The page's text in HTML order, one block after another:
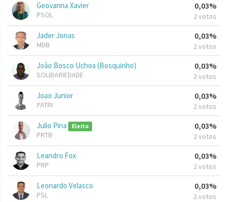
Geovanna Xavier
PSOL
0,03%
2 votos
Jader Jonas
MDB
0,03%
2 votos
João Bosco Uchoa (Bosquinho)
SOLIDARIEDADE
0,03%
2 votos
Joao Junior
PATRI
0,03%
2 votos
Julio Pina Eleito
PRTB
0,03%
2 votos
Leandro Fox
PRP
0,03%
2 votos
Leonardo Velasco
PSL
0,03%
2 votos